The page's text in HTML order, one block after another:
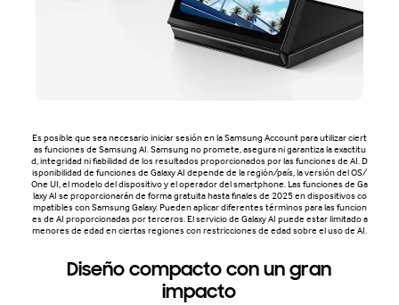
Es posible que sea necesario iniciar sesión en la Samsung Account para utilizar ciert
as funciones de Samsung AI. Samsung no promete, asegura ni garantiza la exactitu
d, integridad ni fiabilidad de los resultados proporcionados por las funciones de AI. D
isponibilidad de funciones de Galaxy AI depende de la región/país, la versión del OS/
One UI, el modelo del dispositivo y el operador del smartphone. Las funciones de Ga
laxy AI se proporcionarán de forma gratuita hasta finales de 2025 en dispositivos co
mpatibles con Samsung Galaxy. Pueden aplicar diferentes términos para las funcion
es de AI proporcionadas por terceros. El servicio de Galaxy AI puede estar limitado a
menores de edad en ciertas regiones con restricciones de edad sobre el uso de AI.
Diseño compacto con un gran
impacto